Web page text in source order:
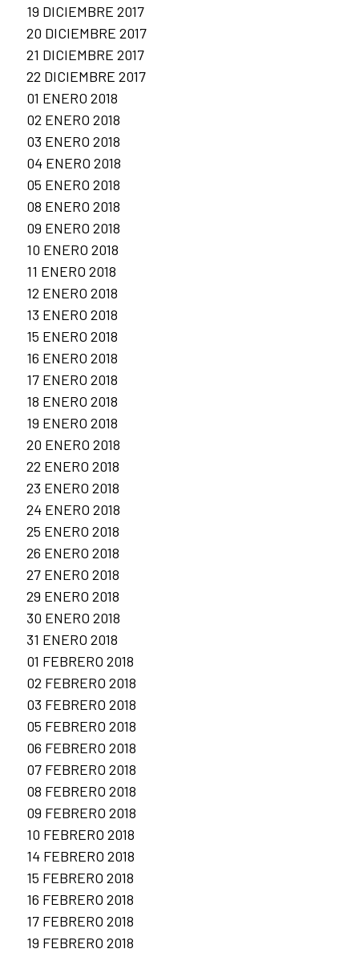
19 DICIEMBRE 2017
20 DICIEMBRE 2017
21 DICIEMBRE 2017
22 DICIEMBRE 2017
01 ENERO 2018
02 ENERO 2018
03 ENERO 2018
04 ENERO 2018
05 ENERO 2018
08 ENERO 2018
09 ENERO 2018
10 ENERO 2018
11 ENERO 2018
12 ENERO 2018
13 ENERO 2018
15 ENERO 2018
16 ENERO 2018
17 ENERO 2018
18 ENERO 2018
19 ENERO 2018
20 ENERO 2018
22 ENERO 2018
23 ENERO 2018
24 ENERO 2018
25 ENERO 2018
26 ENERO 2018
27 ENERO 2018
29 ENERO 2018
30 ENERO 2018
31 ENERO 2018
01 FEBRERO 2018
02 FEBRERO 2018
03 FEBRERO 2018
05 FEBRERO 2018
06 FEBRERO 2018
07 FEBRERO 2018
08 FEBRERO 2018
09 FEBRERO 2018
10 FEBRERO 2018
14 FEBRERO 2018
15 FEBRERO 2018
16 FEBRERO 2018
17 FEBRERO 2018
19 FEBRERO 2018